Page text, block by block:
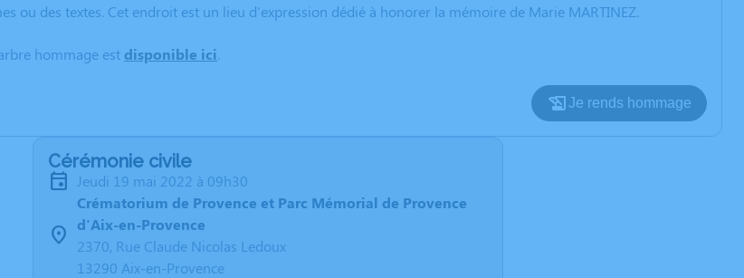
ou des textes. Cet endroit est un lieu d'expression dédié à honorer la mémoire de Marie MARTINEZ.
hommage est disponible ici.
Je rends hommage
Cérémonie civile
jeudi 19 mai 2022 à 09h30
Crématorium de Provence et Parc Mémorial de Provence
d'Aix-en-Provence
2370, Rue Claude Nicolas Ledoux
13290 Aix-en-Provence